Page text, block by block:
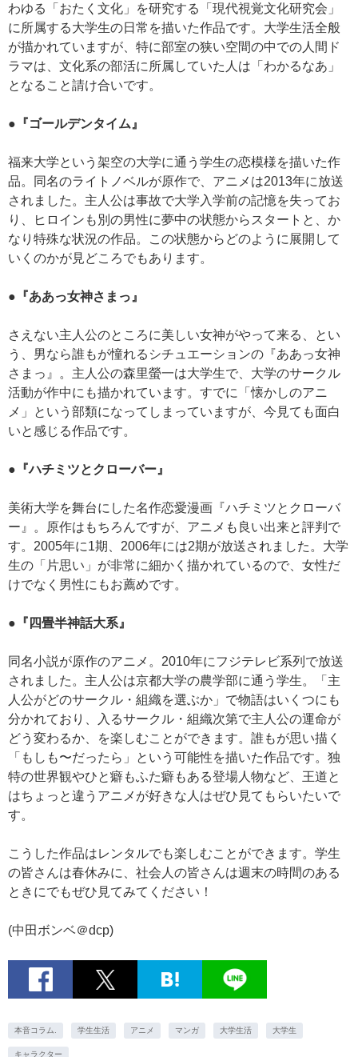
わゆる「おたく文化」を研究する「現代視覚文化研究会」
に所属する大学生の日常を描いた作品です。大学生活全般
が描かれていますが、特に部室の狭い空間の中での人間ド
ラマは、文化系の部活に所属していた人は「わかるなあ」
となること請け合いです。
●『ゴールデンタイム』
福来大学という架空の大学に通う学生の恋模様を描いた作
品。同名のライトノベルが原作で、アニメは2013年に放送
されました。主人公は事故で大学入学前の記憶を失ってお
り、ヒロインも別の男性に夢中の状態からスタートと、か
なり特殊な状況の作品。この状態からどのように展開して
いくのかが見どころでもあります。
●『ああっ女神さまっ』
さえない主人公のところに美しい女神がやって来る、とい
う、男なら誰もが憧れるシチュエーションの『ああっ女神
さまっ』。主人公の森里螢一は大学生で、大学のサークル
活動が作中にも描かれています。すでに「懐かしのアニ
メ」という部類になってしまっていますが、今見ても面白
いと感じる作品です。
●『ハチミツとクローバー』
美術大学を舞台にした名作恋愛漫画『ハチミツとクローバ
ー』。原作はもちろんですが、アニメも良い出来と評判で
す。2005年に1期、2006年には2期が放送されました。大学
生の「片思い」が非常に細かく描かれているので、女性だ
けでなく男性にもお薦めです。
●『四畳半神話大系』
同名小説が原作のアニメ。2010年にフジテレビ系列で放送
されました。主人公は京都大学の農学部に通う学生。「主
人公がどのサークル・組織を選ぶか」で物語はいくつにも
分かれており、入るサークル・組織次第で主人公の運命が
どう変わるか、を楽しむことができます。誰もが思い描く
「もしも〜だったら」という可能性を描いた作品です。独
特の世界観やひと癖もふた癖もある登場人物など、王道と
はちょっと違うアニメが好きな人はぜひ見てもらいたいで
す。
こうした作品はレンタルでも楽しむことができます。学生
の皆さんは春休みに、社会人の皆さんは週末の時間のある
ときにでもぜひ見てみてください！
(中田ボンベ＠dcp)
本音コラム. 学生生活 アニメ マンガ 大学生活 大学生
キャラクター